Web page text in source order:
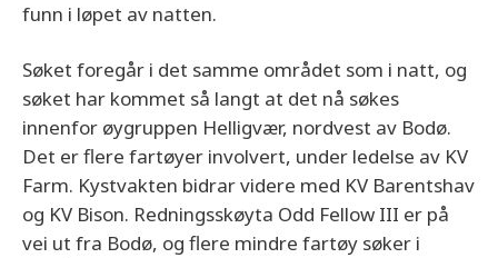
funn i løpet av natten.
Søket foregår i det samme området som i natt, og
søket har kommet så langt at det nå søkes
innenfor øygruppen Helligvær, nordvest av Bodø.
Det er flere fartøyer involvert, under ledelse av KV
Farm. Kystvakten bidrar videre med KV Barentshav
og KV Bison. Redningsskøyta Odd Fellow III er på
vei ut fra Bodø, og flere mindre fartøy søker i